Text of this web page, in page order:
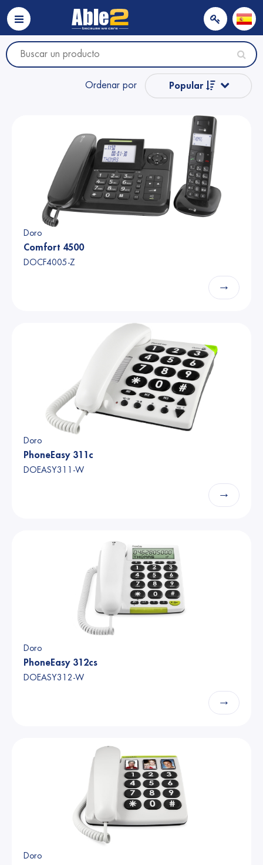
Ordenar por Popular
Precio
Precio
Doro
Comfort 4500
DOCF4005-Z
→
Doro
PhoneEasy 311c
DOEASY311-W
→
Doro
PhoneEasy 312cs
DOEASY312-W
→
Doro